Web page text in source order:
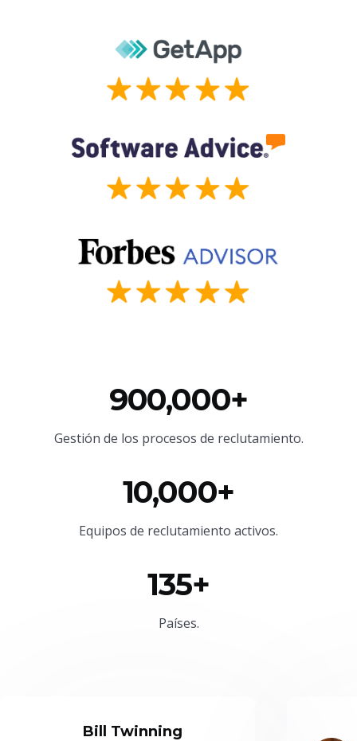
900,000+
Gestión de los procesos de reclutamiento.
10,000+
Equipos de reclutamiento activos.
135+
Países.
Bill Twinning